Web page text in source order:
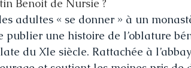
Benoit de Nursie ?
adultes « se donner » à un
une histoire de l’oblature
du XIe siècle. Rattachée à